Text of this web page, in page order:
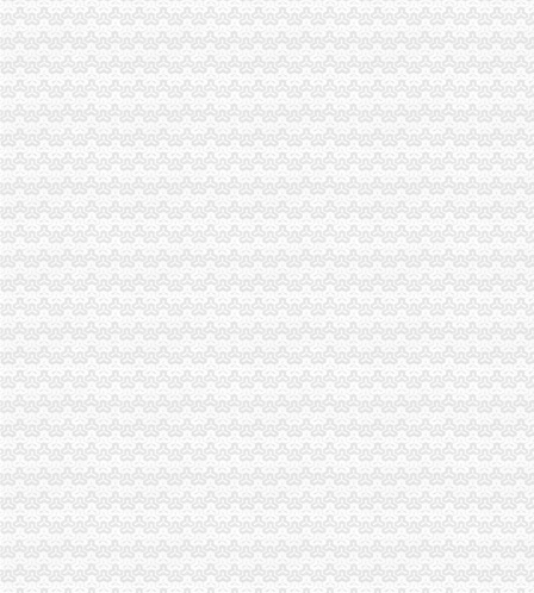
湖北无纸化报关为您解决报关难题
无纸化报关重要通知-阿里巴巴专栏
无纸化报关问题。实行无纸化报关后,经常会出现信息无比对况,
供应武汉无纸化报关-荆州新明伟国际货运代理有限公司
什麽是无纸化报关-深圳报关公司的日志-网易博客
成都公路口岸启动无纸化报关_滚动新闻_新浪财经_新浪网
免费提供无纸化报关抬头核销单报送资料-阿里巴巴专栏
无纸化报关操作流程-福步外贸百科